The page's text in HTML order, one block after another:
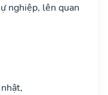
nghiệp, lên quan